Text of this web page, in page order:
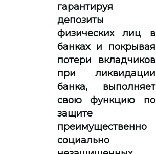
гарантируя
депозиты
физических лиц в
банках и покрывая
потери вкладчиков
при ликвидации
банка, выполняет
свою функцию по
защите
преимущественно
социально